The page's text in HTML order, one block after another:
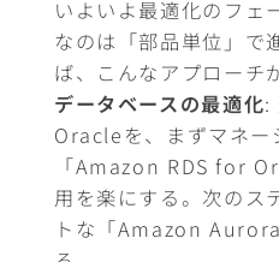
いよいよ最適化のフェ
なのは「部品単位」で
ば、こんなアプローチ
データベースの最適化:
Oracleを、まずマネー
「Amazon RDS for
用を楽にする。次のス
トな「Amazon